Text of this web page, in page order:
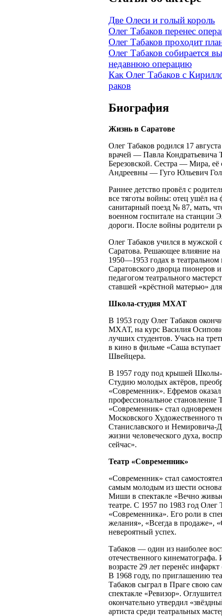
Две Олеси и голый король
Олег Табаков перенес
Олег Табаков проходит
Олег Табаков собирается
недавнюю операцию
Как Олег Табаков с
раков
Биография
Жизнь в Саратове
Олег Табаков родился 17
врачей — Павла
Березовской. Сестра — Мира,
Андреевны — Гуго Юльевич
Раннее детство провёл с
все тяготы войны: отец ушёл на
санитарный поезд № 87, мать,
военном госпитале на станции
дороги. После войны родители
Олег Табаков учился в мужской
Саратова. Решающее влияние на
1950—1953 годах в
Саратовского дворца пионеров
педагогом театрального
ставшей «крёстной матерью»
Школа-студия МХАТ
В 1953 году Олег Табаков
МХАТ, на курс Василия
лучших студентов. Учась на
в кино в фильме «Саша
Швейцера.
В 1957 году под крышей
Студию молодых актёров,
«Современник». Ефремов
профессиональное становление
«Современник» стал
Московского Художественного
Станиславского и Немировича-
жизни человеческого духа,
сейчас».
Театр «Современник»
«Современник» стал
самым молодым из шести
Миши в спектакле «Вечно
театре. С 1957 по 1983 год Олег
«Современника». Его роли в
желания», «Всегда в продаже»,
невероятный успех.
Табаков — один из наиболее
отечественного
возрасте 29 лет перенёс
В 1968 году, по приглашению
Табаков сыграл в Праге свою
спектакле «Ревизор».
окончательно утвердил
артиста среди театральных